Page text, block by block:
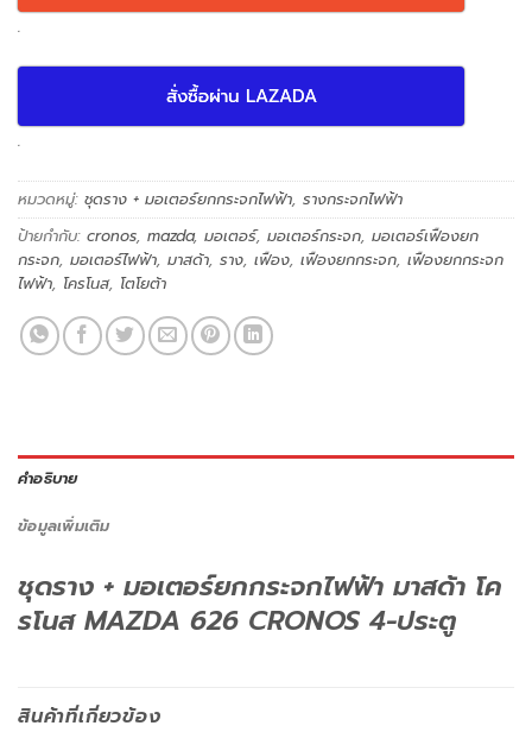
.
สั่งซื้อผ่าน LAZADA
.
หมวดหมู่: ชุดราง + มอเตอร์ยกกระจกไฟฟ้า, รางกระจกไฟฟ้า
ป้ายกำกับ: cronos, mazda, มอเตอร์, มอเตอร์กระจก, มอเตอร์เฟืองยก
กระจก, มอเตอร์ไฟฟ้า, มาสด้า, ราง, เฟือง, เฟืองยกกระจก, เฟืองยกกระจก
ไฟฟ้า, โครโนส, โตโยต้า
คำอธิบาย
ข้อมูลเพิ่มเติม
ชุดราง + มอเตอร์ยกกระจกไฟฟ้า มาสด้า โค
รโนส MAZDA 626 CRONOS 4-ประตู
สินค้าที่เกี่ยวข้อง